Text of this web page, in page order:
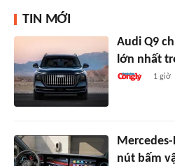
TIN MỚI
Audi Q9
lớn nhất
1 giờ
nút bấm